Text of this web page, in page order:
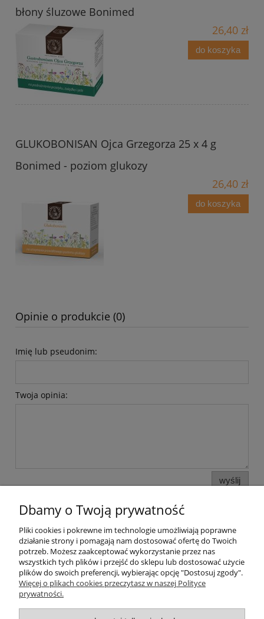
błony śluzowe Bonimed
26,40 zł
do koszyka
GLUKOBONISAN Ojca Grzegorza 25 x 4 g
Bonimed - poziom glukozy
26,40 zł
do koszyka
Opinie o produkcie (0)
Imię lub pseudonim:
Twoja opinia:
wyślij
Pomoc
Moje konto
Dbamy o Twoją prywatność
Pliki cookies i pokrewne im technologie umożliwiają poprawne
działanie strony i pomagają nam dostosować ofertę do Twoich
potrzeb. Możesz zaakceptować wykorzystanie przez nas
wszystkich tych plików i przejść do sklepu lub dostosować użycie
plików do swoich preferencji, wybierając opcję "Dostosuj zgody".
Więcej o plikach cookies przeczytasz w naszej Polityce
prywatności.